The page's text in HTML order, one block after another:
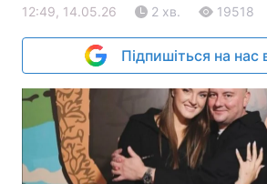
12:49, 14.05.26 2 хв. 19518
Підпишіться на нас